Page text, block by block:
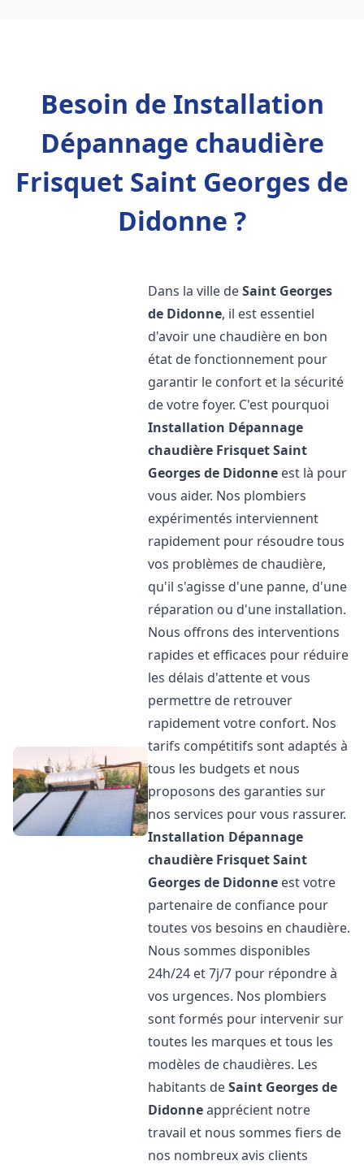
Besoin de Installation
Dépannage chaudière
Frisquet Saint Georges de
Didonne ?
Dans la ville deSaint Georges
de Didonne, il est essentiel
d'avoir une chaudière en bon
état de fonctionnement pour
garantir le confort et la sécurité
de votre foyer. C'est pourquoi
Installation Dépannage
chaudière FrisquetSaint
Georges de Didonne est là pour
vous aider. Nos plombiers
expérimentés interviennent
rapidement pour résoudre tous
vos problèmes de chaudière,
qu'il s'agisse d'une panne, d'une
réparation ou d'une installation.
Nous offrons des interventions
rapides et efficaces pour réduire
les délais d'attente et vous
permettre de retrouver
rapidement votre confort. Nos
tarifs compétitifs sont adaptés à
tous les budgets et nous
proposons des garanties sur
nos services pour vous rassurer.
Installation Dépannage
chaudière FrisquetSaint
Georges de Didonne est votre
partenaire de confiance pour
toutes vos besoins en chaudière.
Nous sommes disponibles
24h/24 et 7j/7 pour répondre à
vos urgences. Nos plombiers
sont formés pour intervenir sur
toutes les marques et tous les
modèles de chaudières. Les
habitants deSaint Georges de
Didonneapprécient notre
travail et nous sommes fiers de
nos nombreux avis clients